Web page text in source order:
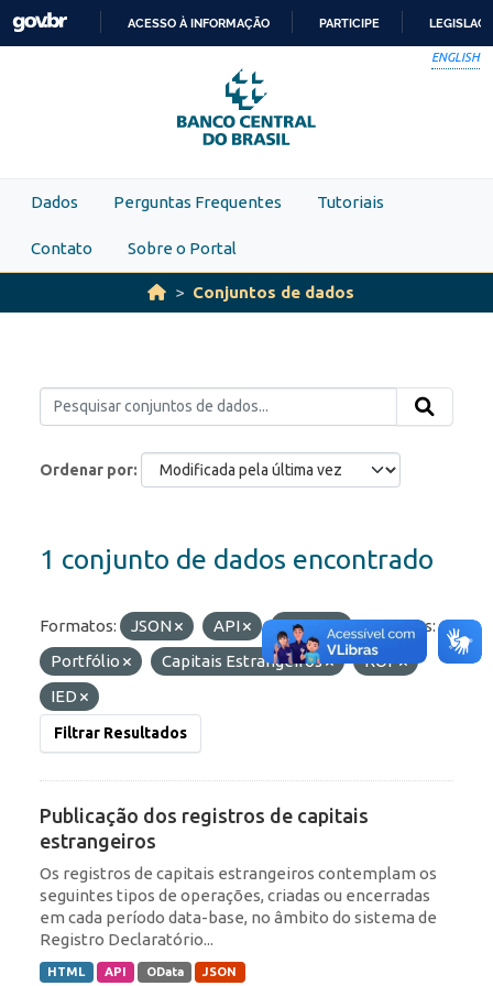
Skip to main content
PARA
O
CONTEÚDO
ACESSO À INFORMAÇÃO PARTICIPE
ENGLISH
Dados Perguntas Frequentes Tutoriais
Contato Sobre o Portal
Conjuntos de dados
Ordenar por
1 conjunto de dados encontrado
Formatos: JSON API OData
Etiquetas:
Portfólio
Capitais Estrangeiros
ROF
IED
Filtrar Resultados
Publicação dos registros de capitais
estrangeiros
Os registros de capitais estrangeiros contemplam os
seguintes tipos de operações, criadas ou encerradas
em cada período data-base, no âmbito do sistema de
Registro Declaratório...
HTML API OData JSON